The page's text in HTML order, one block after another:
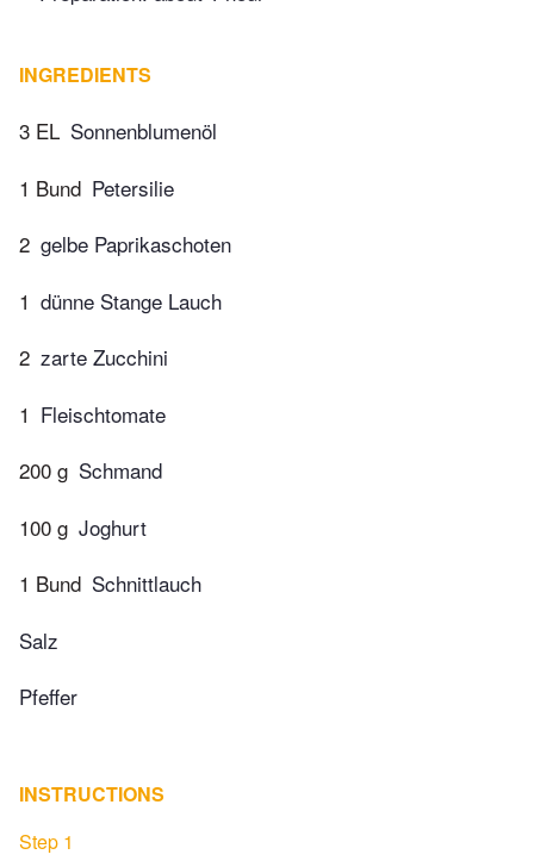
INGREDIENTS
3 EL Sonnenblumenöl
1 Bund Petersilie
2 gelbe Paprikaschoten
1 dünne Stange Lauch
2 zarte Zucchini
1 Fleischtomate
200 g Schmand
100 g Joghurt
1 Bund Schnittlauch
Salz
Pfeffer
INSTRUCTIONS
Step 1